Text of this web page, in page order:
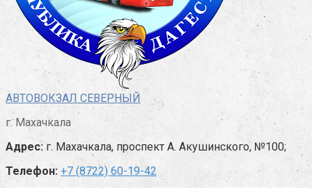
АВТОВОКЗАЛ СЕВЕРНЫЙ
г. Махачкала
Адрес: г. Махачкала, проспект А. Акушинского, №100;
Телефон: +7 (8722) 60-19-42